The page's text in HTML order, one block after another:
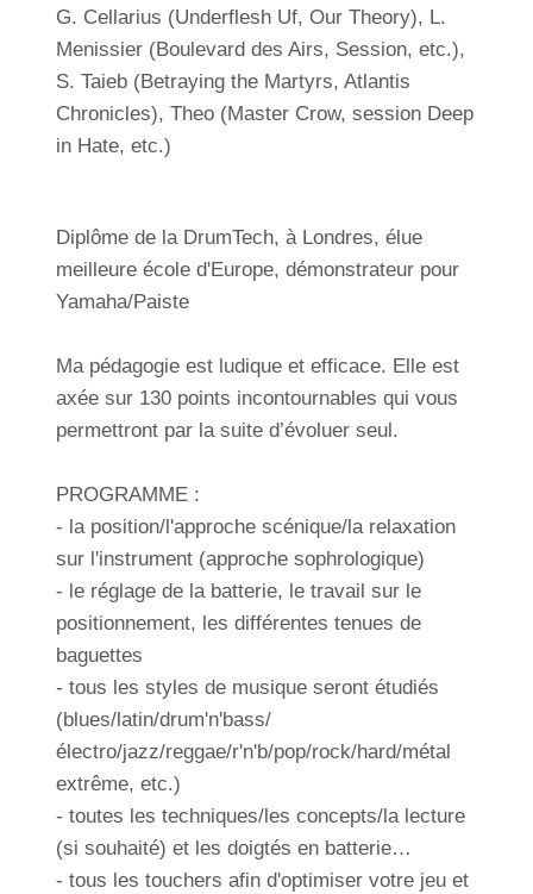
G. Cellarius (Underflesh Uf, Our Theory), L.
Menissier (Boulevard des Airs, Session, etc.),
S. Taieb (Betraying the Martyrs, Atlantis
Chronicles), Theo (Master Crow, session Deep
in Hate, etc.)
Diplôme de la DrumTech, à Londres, élue
meilleure école d'Europe, démonstrateur pour
Yamaha/Paiste
Ma pédagogie est ludique et efficace. Elle est
axée sur 130 points incontournables qui vous
permettront par la suite d’évoluer seul.
PROGRAMME :
- la position/l'approche scénique/la relaxation
sur l'instrument (approche sophrologique)
- le réglage de la batterie, le travail sur le
positionnement, les différentes tenues de
baguettes
- tous les styles de musique seront étudiés
(blues/latin/drum'n'bass/
électro/jazz/reggae/r'n'b/pop/rock/hard/métal
extrême, etc.)
- toutes les techniques/les concepts/la lecture
(si souhaité) et les doigtés en batterie…
- tous les touchers afin d'optimiser votre jeu et